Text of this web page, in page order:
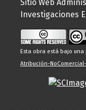
Sitio Web
Investigaciones
Esta obra está bajo una
Atribución-